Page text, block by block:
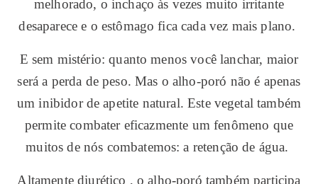
melhorado, o inchaço às vezes muito irritante
desaparece e o estômago fica cada vez mais plano.
E sem mistério: quanto menos você lanchar, maior
será a perda de peso. Mas o alho-poró não é apenas
um inibidor de apetite natural. Este vegetal também
permite combater eficazmente um fenômeno que
muitos de nós combatemos: a retenção de água.
Altamente diurético , o alho-poró também participa